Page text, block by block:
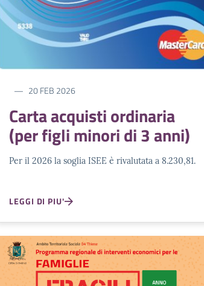
20 FEB 2026
Carta acquisti ordinaria
(per figli minori di 3 anni)
Per il 2026 la soglia ISEE è rivalutata a 8.230,81.
LEGGI DI PIU'